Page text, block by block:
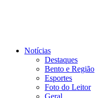
Notícias
Destaques
Bento e Região
Esportes
Foto do Leitor
Geral